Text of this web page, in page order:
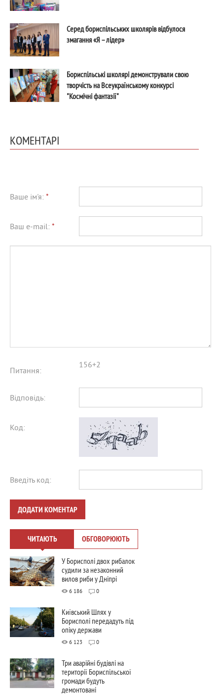
Серед бориспільських школярів відбулося
змагання «Я – лідер»
Бориспільські школярі демонстрували свою
творчість на Всеукраїнському конкурсі
"Космічні фантазії"
КОМЕНТАРІ
Ваше ім'я: *
Ваш e-mail: *
Питання:
156+2
Відповідь:
Код:
Введіть код:
ДОДАТИ КОМЕНТАР
ЧИТАЮТЬ ОБГОВОРЮЮТЬ
У Борисполі двох рибалок
судили за незаконний
вилов риби у Дніпрі
6 186 0
Київський Шлях у
Борисполі передадуть під
опіку держави
6 123 0
Три аварійні будівлі на
території Бориспільської
громади будуть
демонтовані